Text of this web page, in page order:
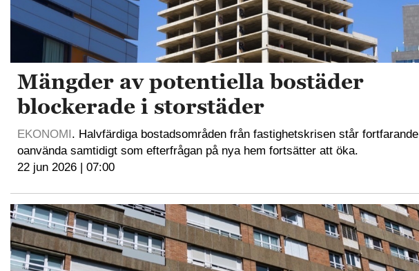
Mängder av potentiella bostäder
blockerade i storstäder
EKONOMI. Halvfärdiga bostadsområden från fastighetskrisen står fortfarande
oanvända samtidigt som efterfrågan på nya hem fortsätter att öka.
22 jun 2026 | 07:00